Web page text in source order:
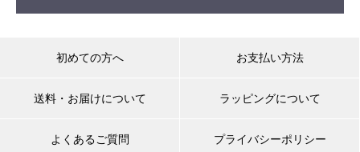
初めての方へ お支払い方法
送料・お届けについて ラッピングについて
よくあるご質問 プライバシーポリシー